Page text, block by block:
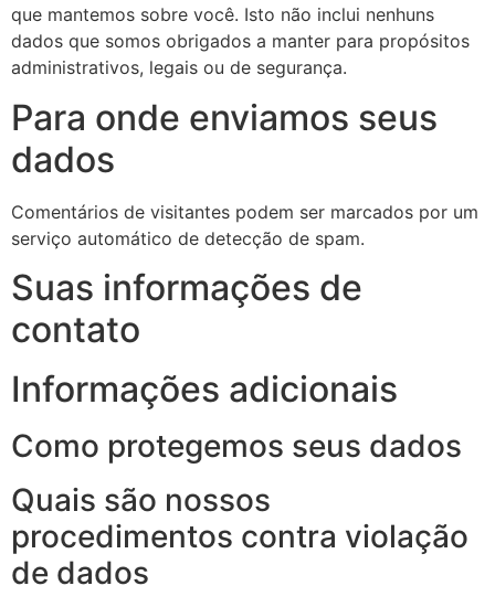
que mantemos sobre você. Isto não inclui nenhuns
dados que somos obrigados a manter para propósitos
administrativos, legais ou de segurança.
Para onde enviamos seus
dados
Comentários de visitantes podem ser marcados por um
serviço automático de detecção de spam.
Suas informações de
contato
Informações adicionais
Como protegemos seus dados
Quais são nossos
procedimentos contra violação
de dados